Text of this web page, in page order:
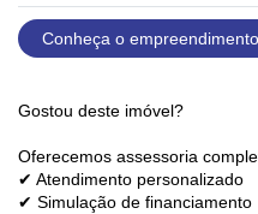
Conheça o empreendimento
Gostou deste imóvel?
Oferecemos assessoria
✔ Atendimento personalizado
✔ Simulação de financiamento